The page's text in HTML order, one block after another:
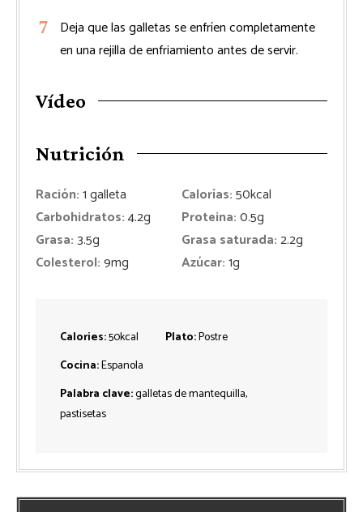
Deja que las galletas se enfríen completamente
en una rejilla de enfriamiento antes de servir.
Vídeo
Nutrición
Ración:1galleta Calorías:50kcal
Carbohidratos:4.2g Proteina:0.5g
Grasa:3.5g Grasa saturada:2.2g
Colesterol:9mg Azúcar:1g
Calories:50kcal Plato:Postre
Cocina:Espanola
Palabra clave:galletas de mantequilla,
pastisetas